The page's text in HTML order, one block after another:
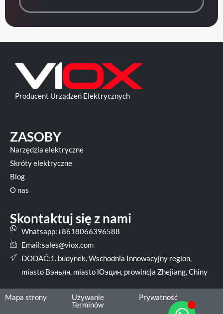
Producent Urządzeń Elektrycznych
ZASOBY
Narzędzia elektryczne
Skróty elektryczne
Blog
O nas
Skontaktuj się z nami
Whatsapp:+8618066396588
Email:sales@viox.com
DODAĆ:1. budynek, Wschodnia Innowacyjny region,
miasto Вэньян, miasto Юэцин, prowincja Zhejiang, Chiny
Mapa strony
Używanie
Terminów
Prywatność